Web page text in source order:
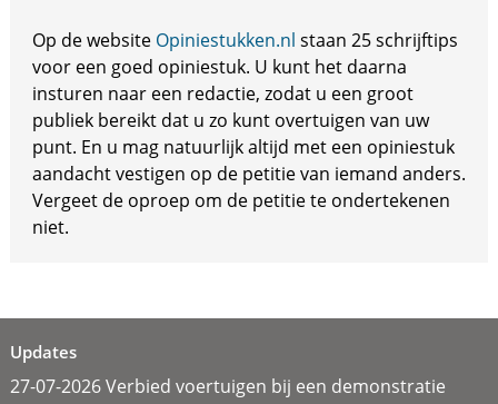
Op de website Opiniestukken.nl staan 25 schrijftips
voor een goed opiniestuk. U kunt het daarna
insturen naar een redactie, zodat u een groot
publiek bereikt dat u zo kunt overtuigen van uw
punt. En u mag natuurlijk altijd met een opiniestuk
aandacht vestigen op de petitie van iemand anders.
Vergeet de oproep om de petitie te ondertekenen
niet.
Updates
27-07-2026 Verbied voertuigen bij een demonstratie